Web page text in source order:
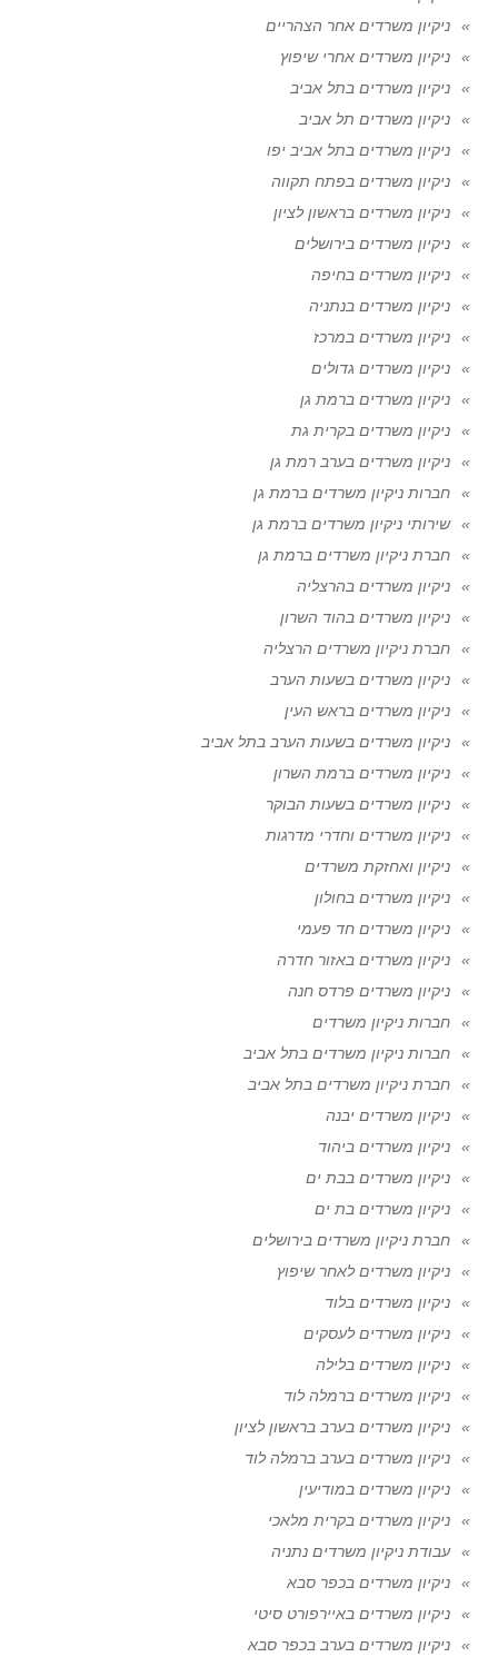
ניקיון משרדים אחר הצהריים
ניקיון משרדים אחרי שיפוץ
ניקיון משרדים בתל אביב
ניקיון משרדים תל אביב
ניקיון משרדים בתל אביב יפו
ניקיון משרדים בפתח תקווה
ניקיון משרדים בראשון לציון
ניקיון משרדים בירושלים
ניקיון משרדים בחיפה
ניקיון משרדים בנתניה
ניקיון משרדים במרכז
ניקיון משרדים גדולים
ניקיון משרדים ברמת גן
ניקיון משרדים בקרית גת
ניקיון משרדים בערב רמת גן
חברות ניקיון משרדים ברמת גן
שירותי ניקיון משרדים ברמת גן
חברת ניקיון משרדים ברמת גן
ניקיון משרדים בהרצליה
ניקיון משרדים בהוד השרון
חברת ניקיון משרדים הרצליה
ניקיון משרדים בשעות הערב
ניקיון משרדים בראש העין
ניקיון משרדים בשעות הערב בתל אביב
ניקיון משרדים ברמת השרון
ניקיון משרדים בשעות הבוקר
ניקיון משרדים וחדרי מדרגות
ניקיון ואחזקת משרדים
ניקיון משרדים בחולון
ניקיון משרדים חד פעמי
ניקיון משרדים באזור חדרה
ניקיון משרדים פרדס חנה
חברות ניקיון משרדים
חברות ניקיון משרדים בתל אביב
חברת ניקיון משרדים בתל אביב
ניקיון משרדים יבנה
ניקיון משרדים ביהוד
ניקיון משרדים בבת ים
ניקיון משרדים בת ים
חברת ניקיון משרדים בירושלים
ניקיון משרדים לאחר שיפוץ
ניקיון משרדים בלוד
ניקיון משרדים לעסקים
ניקיון משרדים בלילה
ניקיון משרדים ברמלה לוד
ניקיון משרדים בערב בראשון לציון
ניקיון משרדים בערב ברמלה לוד
ניקיון משרדים במודיעין
ניקיון משרדים בקרית מלאכי
עבודת ניקיון משרדים נתניה
ניקיון משרדים בכפר סבא
ניקיון משרדים באיירפורט סיטי
ניקיון משרדים בערב בכפר סבא